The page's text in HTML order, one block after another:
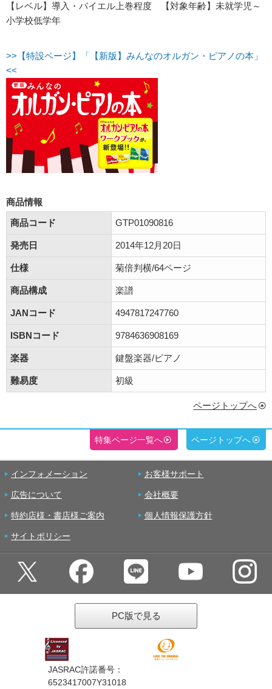
【レベル】導入・バイエル上巻程度 【対象年齢】未就学児～
小学校低学年
>>【特設ページ】「【新版】みんなのオルガン・ピアノの本」
<<
商品情報
商品コード
GTP01090816
発売日 2014年12月20日
仕様 菊倍判横/64ページ
商品構成 楽譜
JANコード 4947817247760
ISBNコード 9784636908169
楽器 鍵盤楽器/ピアノ
難易度 初級
ページトップへ
特集ページ一覧へ ページトップへ
インフォメーション お客様サポート
広告について 会社概要
特約店様・書店様ご案内 個人情報保護方針
サイトポリシー
PC版で見る
JASRAC許諾番号：
6523417007Y31018